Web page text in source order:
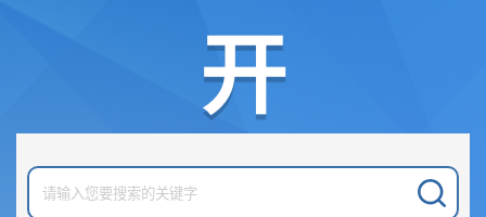
开